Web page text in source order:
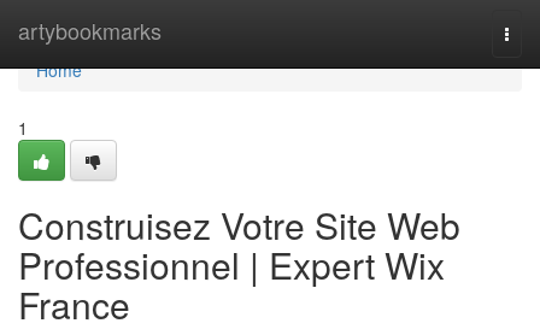
artybookmarks
Home
Home
1
Construisez Votre Site Web
Professionnel | Expert Wix
France